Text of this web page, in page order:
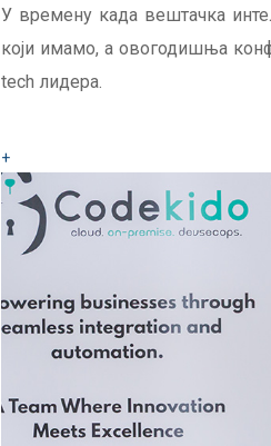
У времену када вештачка
који имамо, а овогодишња
tech лидера.
+